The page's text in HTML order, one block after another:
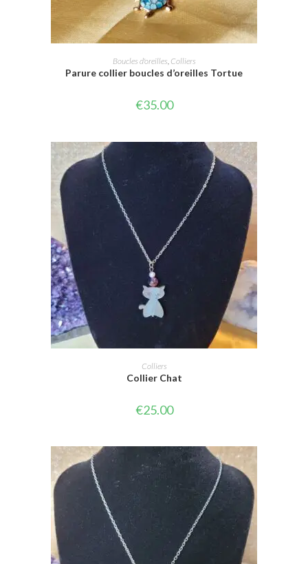
AJOUTER AU PANIER
Boucles d'oreilles, Colliers
Parure collier boucles d’oreilles Tortue
€35.00
AJOUTER AU PANIER
Colliers
Collier Chat
€25.00